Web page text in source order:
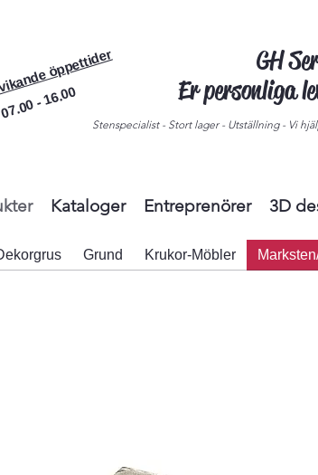
öppettider
- 16.00
GH
Er personliga
Stenspecialist - Stort lager - Utställning - Vi
Kataloger Entreprenörer 3D
Grund Krukor-Möbler